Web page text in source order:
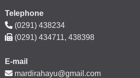
Telephone
(0291) 438234
(0291) 434711, 438398
E-mail
mardirahayu@gmail.com